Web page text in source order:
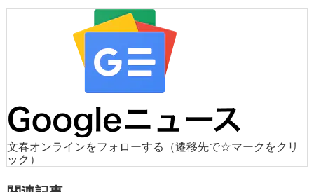
文春オンラインをフォローする
（遷移先で☆マークをクリ
ック）